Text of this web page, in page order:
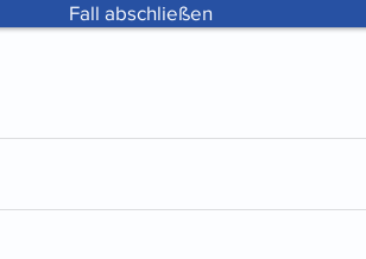
Fall abschließen